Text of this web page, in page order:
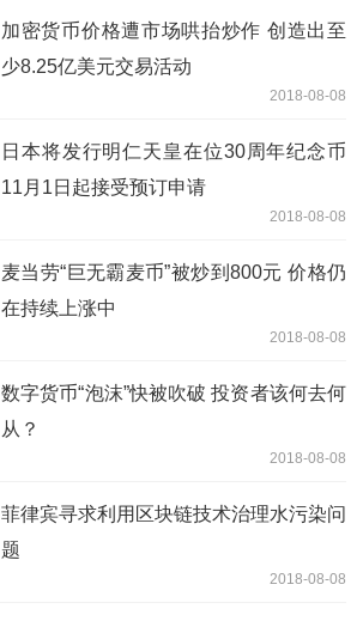
加密货币价格遭市场哄抬炒作 创造出至
少8.25亿美元交易活动
2018-08-08
日本将发行明仁天皇在位30周年纪念币
11月1日起接受预订申请
2018-08-08
麦当劳“巨无霸麦币”被炒到800元 价格仍
在持续上涨中
2018-08-08
数字货币“泡沫”快被吹破 投资者该何去何
从？
2018-08-08
菲律宾寻求利用区块链技术治理水污染问
题
2018-08-08